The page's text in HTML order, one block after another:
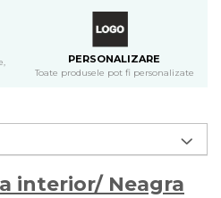
PERSONALIZARE
Toate produsele pot fi personalizate
interior/ Neagra